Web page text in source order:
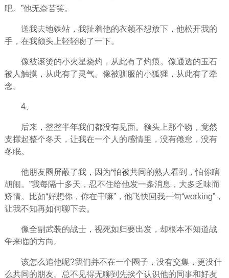
吧。”他无奈苦笑。
送我去地铁站，我扯着他的衣领不想放下，他松开我的
手，在我额头上轻轻吻了一下。
像被滚烫的小火星烧灼，从此有了灼痕。像通透的玉石
被人触摸，从此有了灵气。像被驯服的小狐狸，从此有了牵
念。
4、
后来，整整半年我们都没有见面。额头上那个吻，竟然
支撑起整个冬天，让我在一个人的感情里，没有倦怠，没有
冬眠。
他朋友圈屏蔽了我，因为“怕被共同的熟人看到，怕你瞎
胡闹。”我每隔十多天，忍不住给他发一条消息，大多乏味而
矫情。比如“好想你，你在干嘛”，他飞快回我一句“working”，
让我不知再如何聊下去。
像全副武装的战士，视死如归要出发，却根本不知道战
争来临的方向。
该怎么追他呢?我们并不在一个圈子，没有交集，更没什
么共同的朋友。总不见得无聊到先挨个认识他的同事和好友